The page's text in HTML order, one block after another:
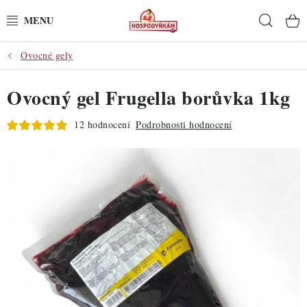
na
POTŘEBY
POMŮCKY
SUROVINY
DO KUCHYNĚ
POCHUTINY
Ovocné gely
Ovocný gel Frugella borůvka 1kg
12 hodnocení Podrobnosti hodnocení